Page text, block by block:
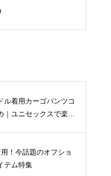
ル着用カーゴパンツコ
｜ユニセックスで楽し
！今話題のオフショ
テム特集